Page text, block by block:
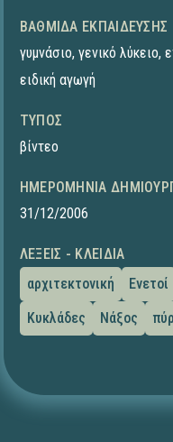
ΒΑΘΜΊΔΑ ΕΚΠΑΊΔΕΥΣΗΣ
γυμνάσιο, γενικό λύκειο,
ειδική αγωγή
ΤΎΠΟΣ
βίντεο
ΗΜΕΡΟΜΗΝΊΑ
31/12/2006
ΛΈΞΕΙΣ - ΚΛΕΙΔΙΆ
αρχιτεκτονική
Ενετοί
Κυκλάδες
Νάξος